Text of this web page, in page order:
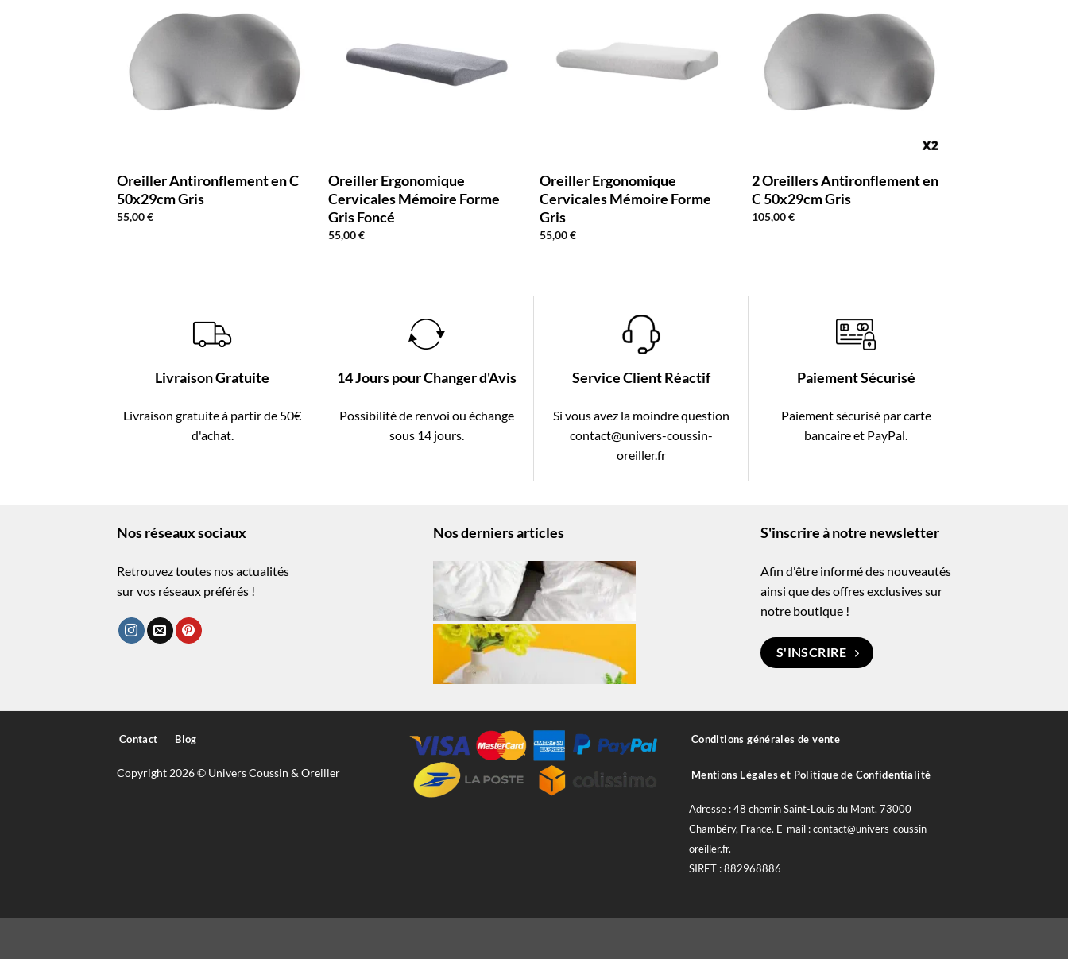
Oreiller Antironflement en C
50x29cm Gris
55,00€
Oreiller Ergonomique
Cervicales Mémoire Forme
Gris Foncé
55,00€
Oreiller Ergonomique
Cervicales Mémoire Forme
Gris
55,00€
2 Oreillers Antironflement en
C 50x29cm Gris
105,00€
Livraison Gratuite
Livraison gratuite à partir de 50€
d'achat.
14 Jours pour Changer d'Avis
Possibilité de renvoi ou échange
sous 14 jours.
Service Client Réactif
Si vous avez la moindre question
contact@univers-coussin-
oreiller.fr
Paiement Sécurisé
Paiement sécurisé par carte
bancaire et PayPal.
Nos réseaux sociaux
Retrouvez toutes nos actualités
sur vos réseaux préférés !
Nos derniers articles S'inscrire à notre newsletter
Afin d'être informé des nouveautés
ainsi que des offres exclusives sur
notre boutique !
S'INSCRIRE
Contact Blog
Copyright 2026 © Univers Coussin & Oreiller
Conditions générales de vente
Mentions Légales et Politique de Confidentialité
Adresse : 48 chemin Saint-Louis du Mont, 73000
Chambéry, France. E-mail : contact@univers-coussin-
oreiller.fr.
SIRET : 882968886